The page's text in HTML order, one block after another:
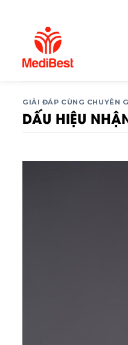
GIẢI ĐÁP CÙNG CHUYÊN
DẤU HIỆU